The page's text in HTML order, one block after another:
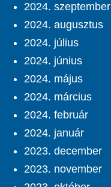
2024. szeptember
2024. augusztus
2024. július
2024. június
2024. május
2024. március
2024. február
2024. január
2023. december
2023. november